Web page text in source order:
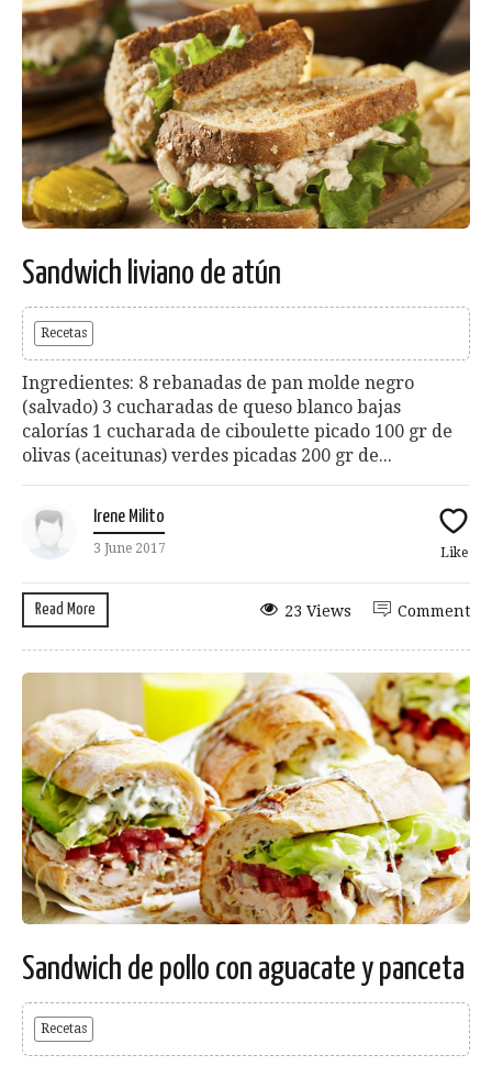
Sandwich liviano de atún
Recetas
Ingredientes: 8 rebanadas de pan molde negro
(salvado) 3 cucharadas de queso blanco bajas
calorías 1 cucharada de ciboulette picado 100 gr de
olivas (aceitunas) verdes picadas 200 gr de...
Irene Milito
3 June 2017 Like
Read More Comment
23 Views
Sandwich de pollo con aguacate y panceta
Recetas